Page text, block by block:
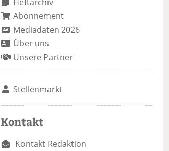
Abonnement
Mediadaten 2026
Über uns
Unsere Partner
Stellenmarkt
Kontakt
Kontakt Redaktion